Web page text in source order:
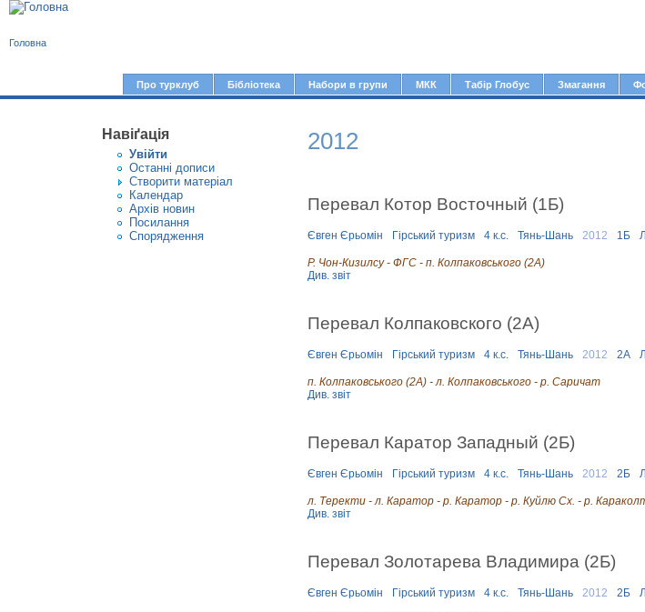
л
о
в
н
Про турклуб Бібліотека Набори в групи МКК Табір Глобус Змагання
Головна
Навіґація
Увiйти
Останні дописи
Створити матерiал
Календар
Архів новин
Посилання
Спорядження
2012
Перевал Котор Восточный (1Б)
Євген Єрьомін Гірський туризм 4 к.с. Тянь-Шань 2012 1Б
Р. Чон-Кизилсу - ФГС - п. Колпаковського (2А)
Див. звіт
Перевал Колпаковского (2А)
Євген Єрьомін Гірський туризм 4 к.с. Тянь-Шань 2012 2А
п. Колпаковського (2А) - л. Колпаковського - р. Саричат
Див. звіт
Перевал Каратор Западный (2Б)
Євген Єрьомін Гірський туризм 4 к.с. Тянь-Шань 2012 2Б
л. Теректи - л. Каратор - р. Каратор - р. Куйлю Сх. - р.
Див. звіт
Перевал Золотарева Владимира (2Б)
Євген Єрьомін Гірський туризм 4 к.с. Тянь-Шань 2012 2Б